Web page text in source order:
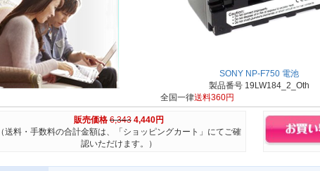
SONY NP-F750 電池
製品番号 19LW184_2_Oth
全国一律送料360円
販売価格 6,343 4,440円
（送料・手数料の合計金額は、「ショッピングカート」にてご確
認いただけます。）